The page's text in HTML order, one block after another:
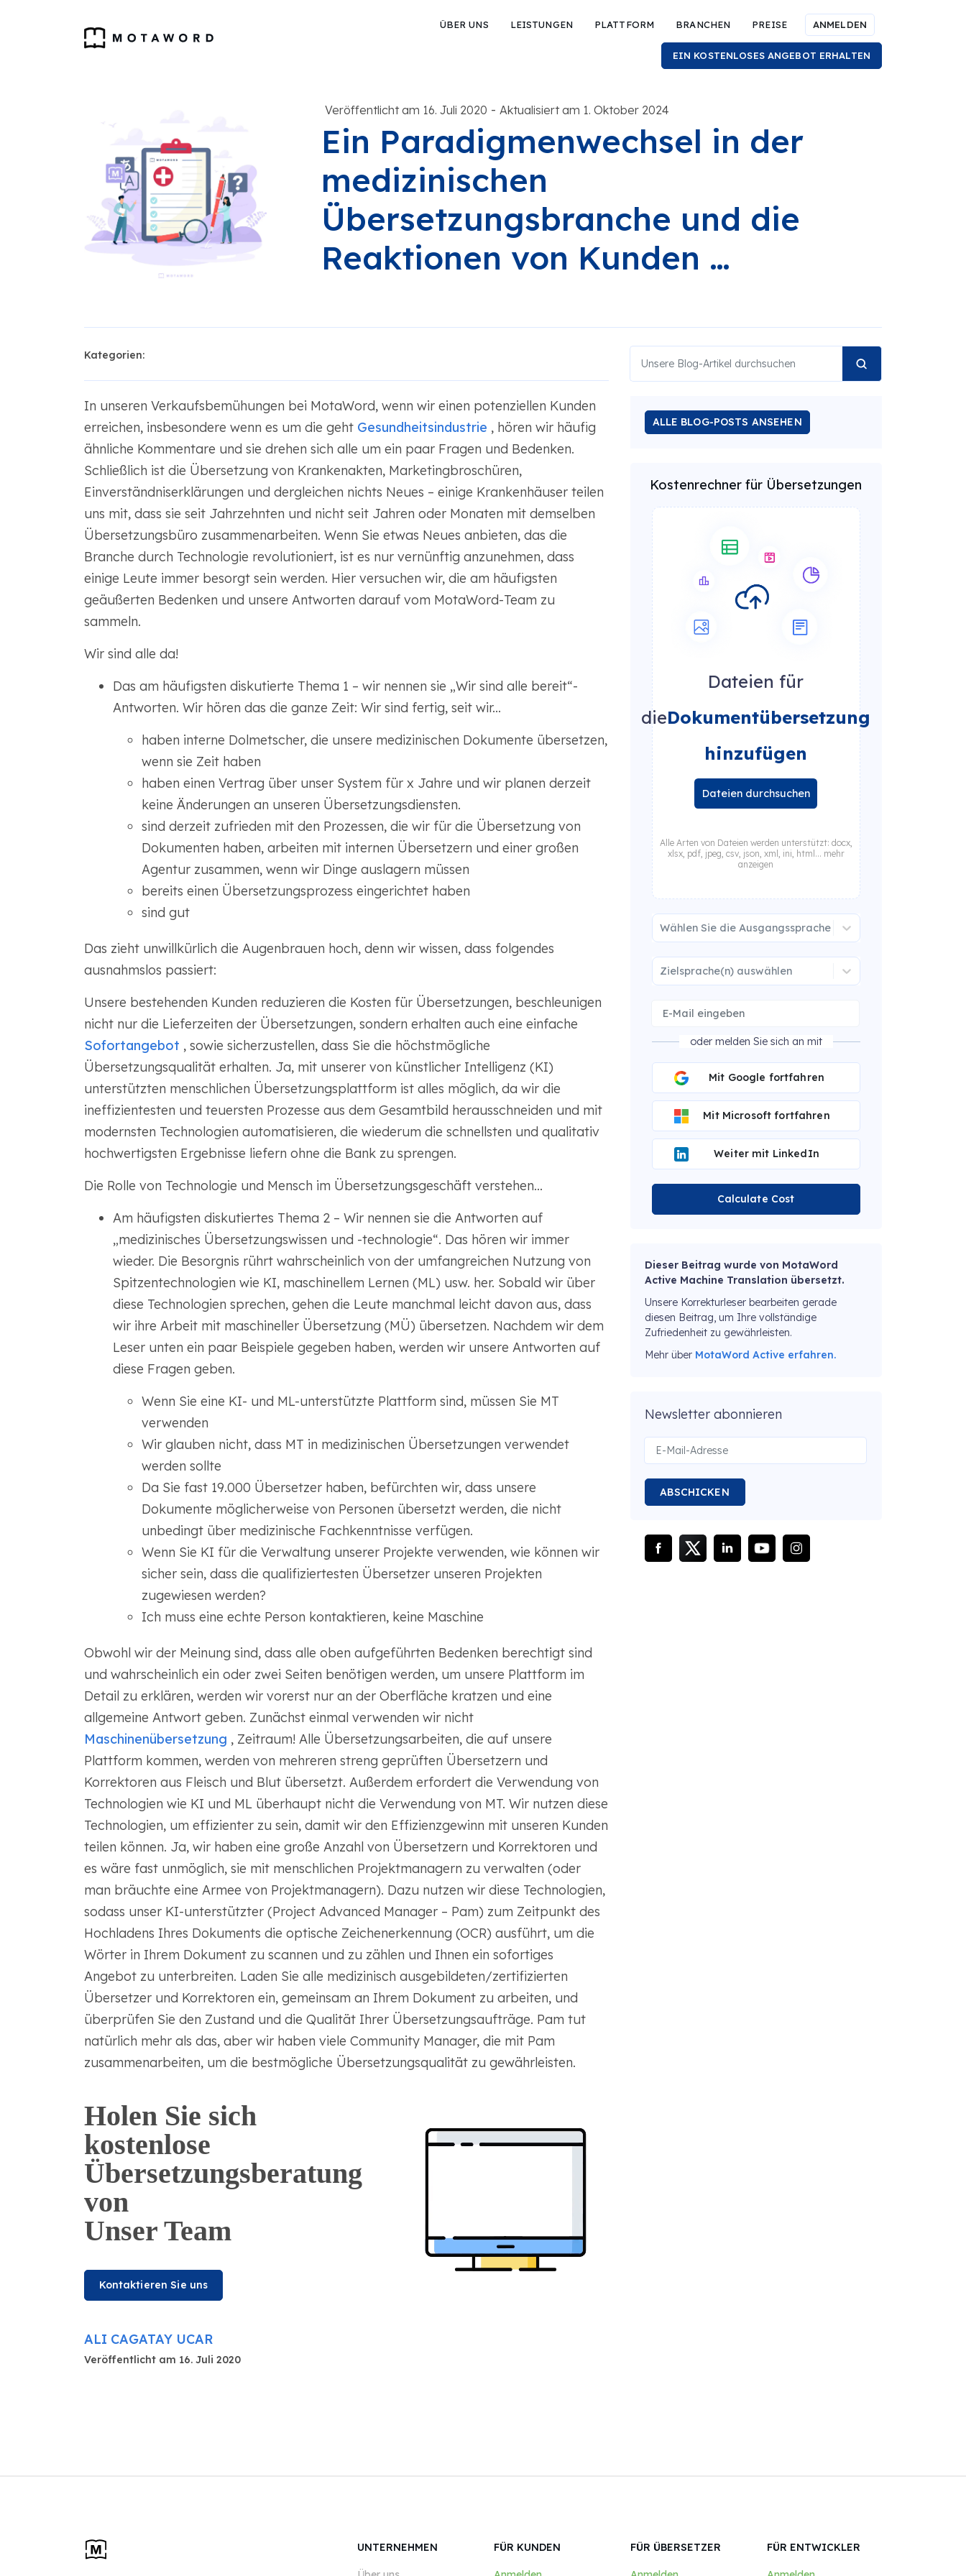
ÜBER UNS LEISTUNGEN PLATTFORM BRANCHEN PREISE ANMELDEN
EIN KOSTENLOSES ANGEBOT ERHALTEN
Veröffentlicht am 16. Juli 2020 - Aktualisiert am 1. Oktober 2024
Ein Paradigmenwechsel in der
medizinischen
Übersetzungsbranche und die
Reaktionen von Kunden …
Kategorien:
In unseren Verkaufsbemühungen bei MotaWord, wenn wir einen potenziellen Kunden
erreichen, insbesondere wenn es um die gehtGesundheitsindustrie , hören wir häufig
ähnliche Kommentare und sie drehen sich alle um ein paar Fragen und Bedenken.
Schließlich ist die Übersetzung von Krankenakten, Marketingbroschüren,
Einverständniserklärungen und dergleichen nichts Neues – einige Krankenhäuser teilen
uns mit, dass sie seit Jahrzehnten und nicht seit Jahren oder Monaten mit demselben
Übersetzungsbüro zusammenarbeiten. Wenn Sie etwas Neues anbieten, das die
Branche durch Technologie revolutioniert, ist es nur vernünftig anzunehmen, dass
einige Leute immer besorgt sein werden. Hier versuchen wir, die am häufigsten
geäußerten Bedenken und unsere Antworten darauf vom MotaWord-Team zu
sammeln.
Wir sind alle da!
Das am häufigsten diskutierte Thema 1 – wir nennen sie „Wir sind alle bereit“-
Antworten. Wir hören das die ganze Zeit: Wir sind fertig, seit wir...
haben interne Dolmetscher, die unsere medizinischen Dokumente übersetzen,
wenn sie Zeit haben
haben einen Vertrag über unser System für x Jahre und wir planen derzeit
keine Änderungen an unseren Übersetzungsdiensten.
sind derzeit zufrieden mit den Prozessen, die wir für die Übersetzung von
Dokumenten haben, arbeiten mit internen Übersetzern und einer großen
Agentur zusammen, wenn wir Dinge auslagern müssen
bereits einen Übersetzungsprozess eingerichtet haben
sind gut
Das zieht unwillkürlich die Augenbrauen hoch, denn wir wissen, dass folgendes
ausnahmslos passiert:
Unsere bestehenden Kunden reduzieren die Kosten für Übersetzungen, beschleunigen
nicht nur die Lieferzeiten der Übersetzungen, sondern erhalten auch eine einfache
Sofortangebot , sowie sicherzustellen, dass Sie die höchstmögliche
Übersetzungsqualität erhalten. Ja, mit unserer von künstlicher Intelligenz (KI)
unterstützten menschlichen Übersetzungsplattform ist alles möglich, da wir die
ineffizientesten und teuersten Prozesse aus dem Gesamtbild herausschneiden und mit
modernsten Technologien automatisieren, die wiederum die schnellsten und qualitativ
hochwertigsten Ergebnisse liefern ohne die Bank zu sprengen.
Die Rolle von Technologie und Mensch im Übersetzungsgeschäft verstehen...
Am häufigsten diskutiertes Thema 2 – Wir nennen sie die Antworten auf
„medizinisches Übersetzungswissen und -technologie“. Das hören wir immer
wieder. Die Besorgnis rührt wahrscheinlich von der umfangreichen Nutzung von
Spitzentechnologien wie KI, maschinellem Lernen (ML) usw. her. Sobald wir über
diese Technologien sprechen, gehen die Leute manchmal leicht davon aus, dass
wir ihre Arbeit mit maschineller Übersetzung (MÜ) übersetzen. Nachdem wir dem
Leser unten ein paar Beispiele gegeben haben, werden wir unsere Antworten auf
diese Fragen geben.
Wenn Sie eine KI- und ML-unterstützte Plattform sind, müssen Sie MT
verwenden
Wir glauben nicht, dass MT in medizinischen Übersetzungen verwendet
werden sollte
Da Sie fast 19.000 Übersetzer haben, befürchten wir, dass unsere
Dokumente möglicherweise von Personen übersetzt werden, die nicht
unbedingt über medizinische Fachkenntnisse verfügen.
Wenn Sie KI für die Verwaltung unserer Projekte verwenden, wie können wir
sicher sein, dass die qualifiziertesten Übersetzer unseren Projekten
zugewiesen werden?
Ich muss eine echte Person kontaktieren, keine Maschine
Obwohl wir der Meinung sind, dass alle oben aufgeführten Bedenken berechtigt sind
und wahrscheinlich ein oder zwei Seiten benötigen werden, um unsere Plattform im
Detail zu erklären, werden wir vorerst nur an der Oberfläche kratzen und eine
allgemeine Antwort geben. Zunächst einmal verwenden wir nicht
Maschinenübersetzung , Zeitraum! Alle Übersetzungsarbeiten, die auf unsere
Plattform kommen, werden von mehreren streng geprüften Übersetzern und
Korrektoren aus Fleisch und Blut übersetzt. Außerdem erfordert die Verwendung von
Technologien wie KI und ML überhaupt nicht die Verwendung von MT. Wir nutzen diese
Technologien, um effizienter zu sein, damit wir den Effizienzgewinn mit unseren Kunden
teilen können. Ja, wir haben eine große Anzahl von Übersetzern und Korrektoren und
es wäre fast unmöglich, sie mit menschlichen Projektmanagern zu verwalten (oder
man bräuchte eine Armee von Projektmanagern). Dazu nutzen wir diese Technologien,
sodass unser KI-unterstützter (Project Advanced Manager – Pam) zum Zeitpunkt des
Hochladens Ihres Dokuments die optische Zeichenerkennung (OCR) ausführt, um die
Wörter in Ihrem Dokument zu scannen und zu zählen und Ihnen ein sofortiges
Angebot zu unterbreiten. Laden Sie alle medizinisch ausgebildeten/zertifizierten
Übersetzer und Korrektoren ein, gemeinsam an Ihrem Dokument zu arbeiten, und
überprüfen Sie den Zustand und die Qualität Ihrer Übersetzungsaufträge. Pam tut
natürlich mehr als das, aber wir haben viele Community Manager, die mit Pam
zusammenarbeiten, um die bestmögliche Übersetzungsqualität zu gewährleisten.
Holen Sie sich
kostenlose
Übersetzungsberatung
von
Unser Team
Kontaktieren Sie uns
ALI CAGATAY UCAR
Veröffentlicht am 16. Juli 2020
ALLE BLOG-POSTS ANSEHEN
Kostenrechner für Übersetzungen
Dateien für
dieDokumentübersetzung
hinzufügen
Dateien durchsuchen
Alle Arten von Dateien werden unterstützt: docx,
xlsx, pdf, jpeg, csv, json, xml, ini, html... mehr
anzeigen
Wählen Sie die Ausgangssprache
Zielsprache(n) auswählen
oder melden Sie sich an mit
Mit Google fortfahren
Mit Microsoft fortfahren
Weiter mit LinkedIn
Calculate Cost
Dieser Beitrag wurde von MotaWord
Active Machine Translation übersetzt.
Unsere Korrekturleser bearbeiten gerade
diesen Beitrag, um Ihre vollständige
Zufriedenheit zu gewährleisten.
Mehr über MotaWord Active erfahren.
Newsletter abonnieren
ABSCHICKEN
UNTERNEHMEN FÜR KUNDEN FÜR ÜBERSETZER FÜR ENTWICKLER